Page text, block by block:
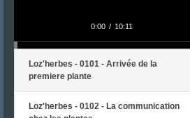
0:00 / 10:11
Loz'herbes - 0101 - Arrivée de la
premiere plante
Loz'herbes - 0102 - La communication